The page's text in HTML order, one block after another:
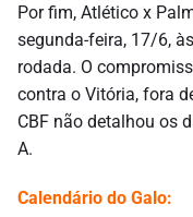
Por fim, Atlético x
segunda-feira, 17/6,
rodada. O
contra o Vitória, fora
CBF não detalhou os
A.
Calendário do Galo: